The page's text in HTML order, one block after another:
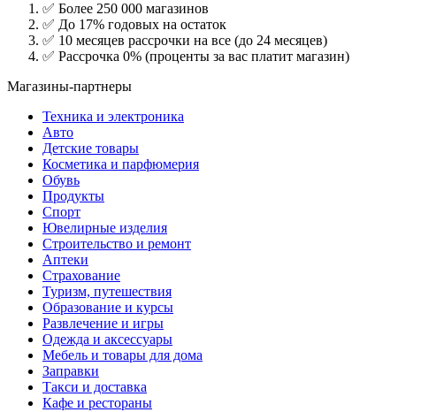
✅ Более 250 000 магазинов
✅ До 17% годовых на остаток
✅ 10 месяцев рассрочки на все (до 24 месяцев)
✅ Рассрочка 0% (проценты за вас платит магазин)
Магазины-партнеры
Техника и электроника
Авто
Детские товары
Косметика и парфюмерия
Обувь
Продукты
Спорт
Ювелирные изделия
Строительство и ремонт
Аптеки
Страхование
Туризм, путешествия
Образование и курсы
Развлечение и игры
Одежда и аксессуары
Мебель и товары для дома
Заправки
Такси и доставка
Кафе и рестораны